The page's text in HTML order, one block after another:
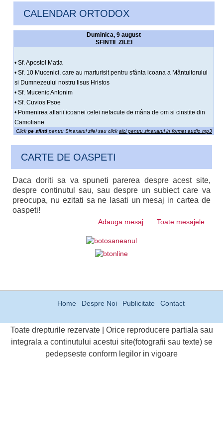
CALENDAR ORTODOX
Duminica, 9 august
SFINTII ZILEI
• Sf. Apostol Matia
• Sf. 10 Mucenici, care au marturisit pentru sfânta icoana a Mântuitorului
si Dumnezeului nostru Iisus Hristos
• Sf. Mucenic Antonim
• Sf. Cuvios Psoe
• Pomenirea aflarii icoanei celei nefacute de mâna de om si cinstite din
Camoliane
Click pe sfintipentru Sinaxarul zilei sau click aici pentru sinaxarul in format audio mp3
CARTE DE OASPETI
Daca doriti sa va spuneti parerea despre acest site,
despre continutul sau, sau despre un subiect care va
preocupa, nu ezitati sa ne lasati un mesaj in cartea de
oaspeti!
Adauga mesaj Toate mesajele
Home Despre Noi Publicitate Contact
Toate drepturile rezervate | Orice reproducere partiala sau
integrala a continutului acestui site(fotografii sau texte) se
pedepseste conform legilor in vigoare